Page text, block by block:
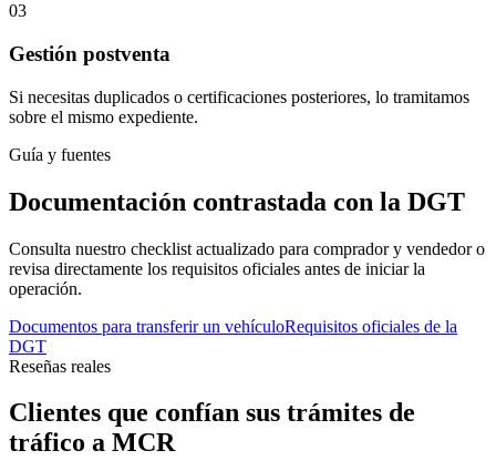
03
Gestión postventa
Si necesitas duplicados o certificaciones posteriores, lo tramitamos
sobre el mismo expediente.
Guía y fuentes
Documentación contrastada con la DGT
Consulta nuestro checklist actualizado para comprador y vendedor o
revisa directamente los requisitos oficiales antes de iniciar la
operación.
Documentos para transferir un vehículoRequisitos oficiales de la
DGT
Reseñas reales
Clientes que confían sus trámites de
tráfico a MCR